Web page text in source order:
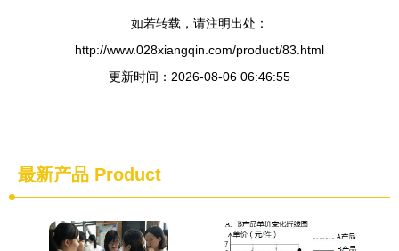
如若转载，请注明出处：
http://www.028xiangqin.com/product/83.html
更新时间：2026-08-06 06:46:55
最新产品 Product